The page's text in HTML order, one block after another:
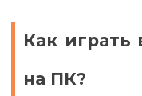
Как играть
на ПК?